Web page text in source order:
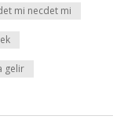
mi necdet mi
gelir